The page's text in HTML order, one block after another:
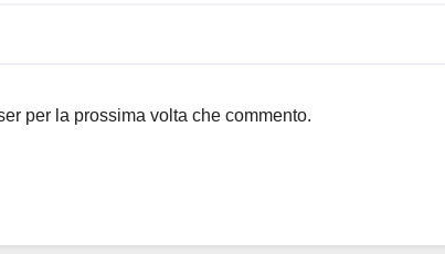
per la prossima volta che commento.